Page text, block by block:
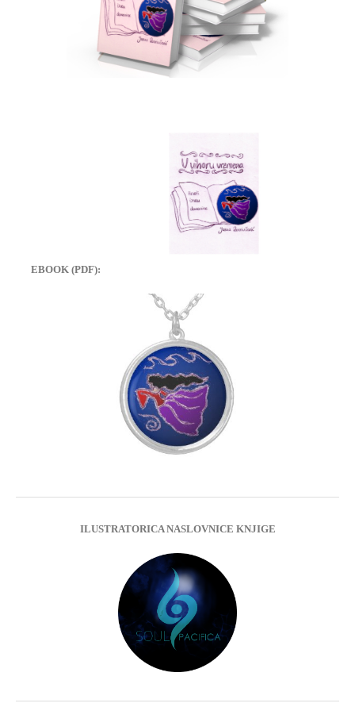
EBOOK (PDF):
ILUSTRATORICA NASLOVNICE KNJIGE